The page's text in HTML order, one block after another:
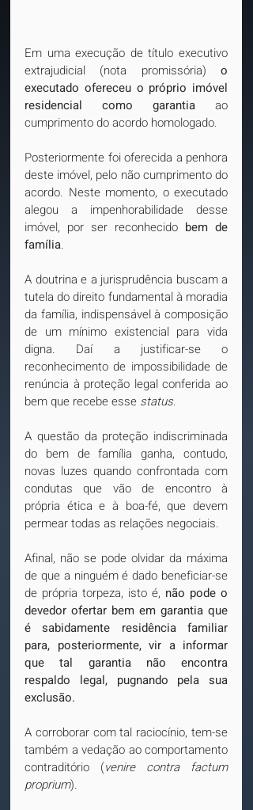
Em uma execução de título executivo
extrajudicial (nota promissória) o
executado ofereceu o próprio imóvel
residencial como garantia ao
cumprimento do acordo homologado.
Posteriormente foi oferecida a penhora
deste imóvel, pelo não cumprimento do
acordo. Neste momento, o executado
alegou a impenhorabilidade desse
imóvel, por ser reconhecido bem de
família.
A doutrina e a jurisprudência buscam a
tutela do direito fundamental à moradia
da família, indispensável à composição
de um mínimo existencial para vida
digna. Daí a justificar-se o
reconhecimento de impossibilidade de
renúncia à proteção legal conferida ao
bem que recebe esse status.
A questão da proteção indiscriminada
do bem de família ganha, contudo,
novas luzes quando confrontada com
condutas que vão de encontro à
própria ética e à boa-fé, que devem
permear todas as relações negociais.
Afinal, não se pode olvidar da máxima
de que a ninguém é dado beneficiar-se
de própria torpeza, isto é, não pode o
devedor ofertar bem em garantia que
é sabidamente residência familiar
para, posteriormente, vir a informar
que tal garantia não encontra
respaldo legal, pugnando pela sua
exclusão.
A corroborar com tal raciocínio, tem-se
também a vedação ao comportamento
contraditório (venire contra factum
proprium).